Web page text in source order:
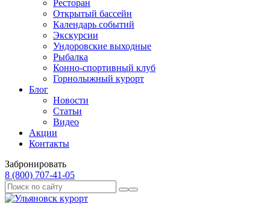
Ресторан
Открытый бассейн
Календарь событий
Экскурсии
Ундоровские выходные
Рыбалка
Конно-спортивный клуб
Горнолыжный курорт
Блог
Новости
Статьи
Видео
Акции
Контакты
Забронировать
8 (800) 707‑41‑05